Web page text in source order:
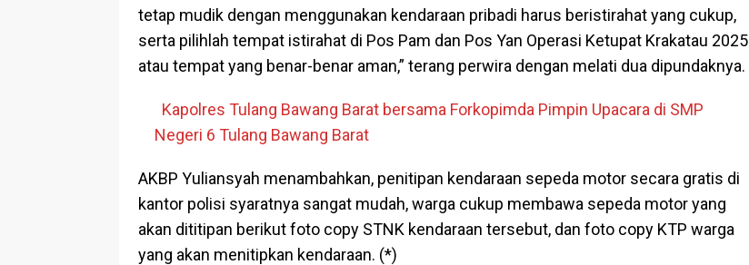
tetap mudik dengan menggunakan kendaraan pribadi harus beristirahat yang cukup,
serta pilihlah tempat istirahat di Pos Pam dan Pos Yan Operasi Ketupat Krakatau 2025
atau tempat yang benar-benar aman,” terang perwira dengan melati dua dipundaknya.
Kapolres Tulang Bawang Barat bersama Forkopimda Pimpin Upacara di SMP
Negeri 6 Tulang Bawang Barat
AKBP Yuliansyah menambahkan, penitipan kendaraan sepeda motor secara gratis di
kantor polisi syaratnya sangat mudah, warga cukup membawa sepeda motor yang
akan dititipan berikut foto copy STNK kendaraan tersebut, dan foto copy KTP warga
yang akan menitipkan kendaraan. (*)